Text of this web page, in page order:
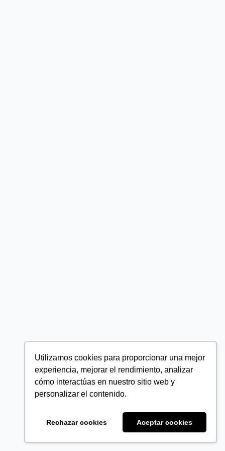
Utilizamos cookies para proporcionar una mejor
experiencia, mejorar el rendimiento, analizar
cómo interactúas en nuestro sitio web y
personalizar el contenido.
Rechazar cookies Aceptar cookies